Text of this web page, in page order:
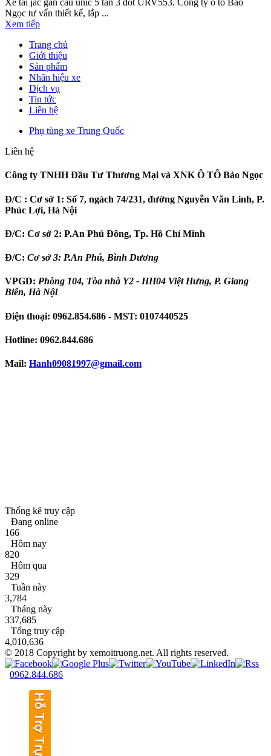
Xe tải jac gắn cẩu unic 5 tấn 3 đốt URV553. Công ty ô tô Bảo
Ngọc tư vấn thiết kế, lắp ...
Xem tiếp
Trang chủ
Giới thiệu
Sản phẩm
Nhãn hiệu xe
Dịch vụ
Tin tức
Liên hệ
Phụ tùng xe Trung Quốc
Liên hệ
Công ty TNHH Đầu Tư Thương Mại và XNK Ô TÔ Bảo Ngọc
Đ/C : Cơ sở 1: Số 7, ngách 74/231, đường Nguyễn Văn Linh, P.
Phúc Lợi, Hà Nội
Đ/C: Cơ sở 2: P.An Phú Đông, Tp. Hồ Chí Minh
Đ/C: Cơ sở 3: P.An Phú, Bình Dương
VPGD: Phòng 104, Tòa nhà Y2 - HH04 Việt Hưng, P. Giang
Biên, Hà Nội
Điện thoại: 0962.854.686 - MST: 0107440525
Hotline: 0962.844.686
Mail: Hanh09081997@gmail.com
Thống kê truy cập
Đang online
166
Hôm nay
820
Hôm qua
329
Tuần này
3,784
Tháng này
337,685
Tổng truy cập
4,010,636
© 2018 Copyright by xemoitruong.net. All rights reserved.
0962.844.686